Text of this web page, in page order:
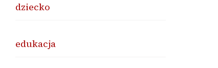
dziecko
edukacja